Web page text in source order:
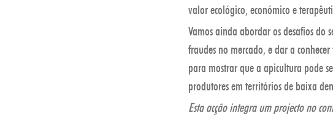
valor ecológico, económico e
Vamos ainda abordar os desafios do
fraudes no mercado, e dar a
para mostrar que a apicultura pode
produtores em territórios de baixa
Esta acção integra um projecto no